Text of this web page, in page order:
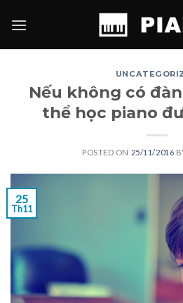
Nếu không có
thể học piano
POSTED ON 25/11/2016
25
Th11